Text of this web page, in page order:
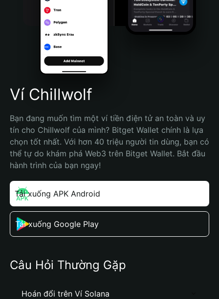
Português (Brasil)
Español (Argentina)
Ví Chillwolf
Bạn đang muốn tìm một ví tiền điện tử an toàn và uy
tín cho Chillwolf của mình? Bitget Wallet chính là lựa
chọn tốt nhất. Với hơn 40 triệu người tin dùng, bạn có
thể tự do khám phá Web3 trên Bitget Wallet. Bắt đầu
hành trình của bạn ngay!
Tải xuống APK Android
Tải xuống Google Play
Câu Hỏi Thường Gặp
Hoán đổi trên Ví Solana